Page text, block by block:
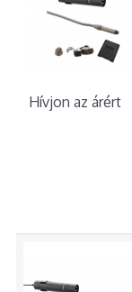
Hívjon az árért